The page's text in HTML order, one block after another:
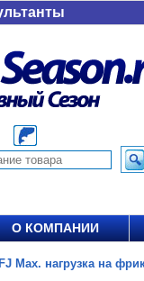
О КОМПАНИИ
Max. нагрузка на